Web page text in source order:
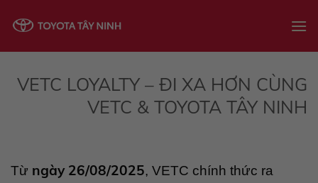
VETC LOYALTY – ĐI XA HƠN CÙNG
VETC & TOYOTA TÂY NINH
Từ ngày 26/08/2025, VETC chính thức ra